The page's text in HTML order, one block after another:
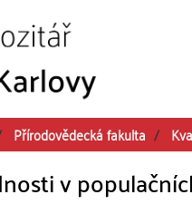
Přírodovědecká fakulta
v